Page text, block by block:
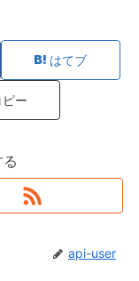
はてブ
ピー
api-user